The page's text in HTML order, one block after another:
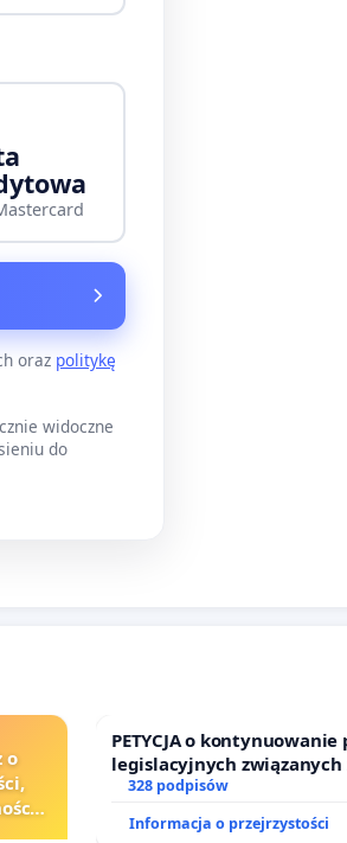
oraz politykę
widoczne
do
o
PETYCJA o kontynuowanie
legislacyjnych
prawa rodzinnego
328 podpisów
Informacja o przejrzystości